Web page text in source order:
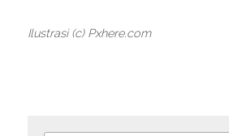
Ilustrasi (c) Pxhere.com